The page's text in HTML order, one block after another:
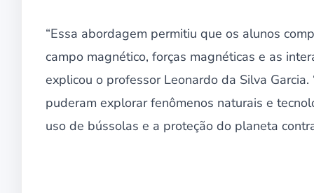
“Essa abordagem permitiu que os alunos
campo magnético, forças magnéticas e as
explicou o professor Leonardo da Silva
puderam explorar fenômenos naturais e
uso de bússolas e a proteção do planeta